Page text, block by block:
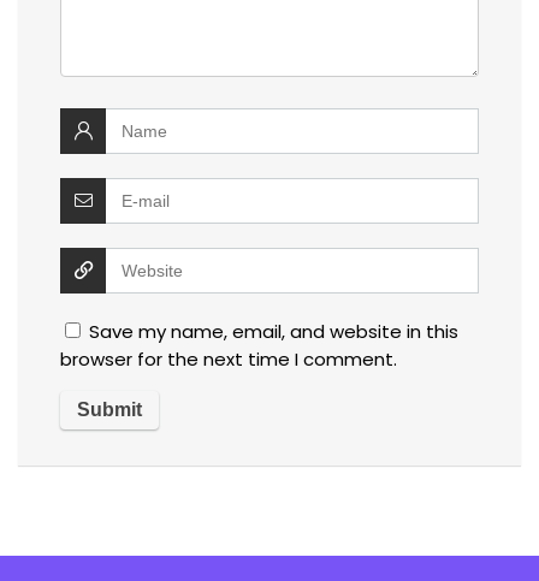
Save my name, email, and website in this
browser for the next time I comment.